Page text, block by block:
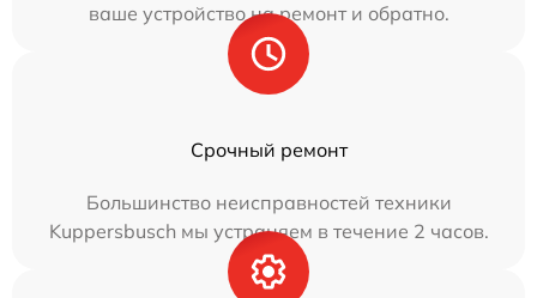
ваше устройство на ремонт и обратно.
Срочный ремонт
Большинство неисправностей техники
Kuppersbusch мы устраняем в течение 2 часов.